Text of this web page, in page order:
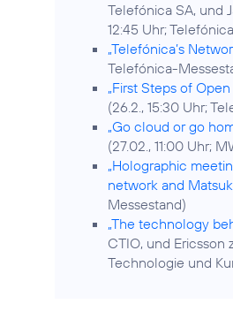
Telefónica SA, und
12:45 Uhr;
„Telefónica’s
Telefónica-
„First Steps of
(26.2., 15:30 Uhr;
„Go cloud or go
(27.02., 11:00 Uhr;
„Holographic
network and
Messestand)
„The technology
CTIO, und Ericsson
Technologie und